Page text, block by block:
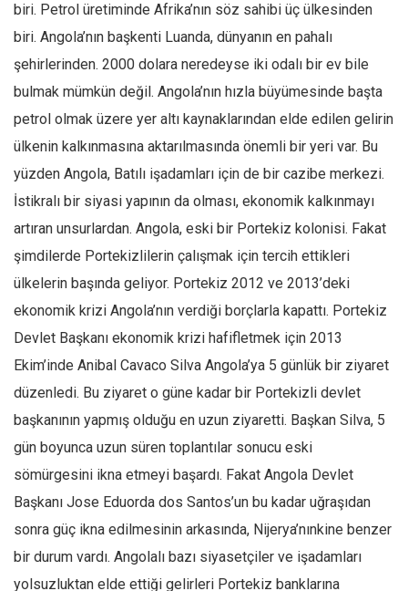
biri. Petrol üretiminde Afrika’nın söz sahibi üç ülkesinden
biri. Angola’nın başkenti Luanda, dünyanın en pahalı
şehirlerinden. 2000 dolara neredeyse iki odalı bir ev bile
bulmak mümkün değil. Angola’nın hızla büyümesinde başta
petrol olmak üzere yer altı kaynaklarından elde edilen gelirin
ülkenin kalkınmasına aktarılmasında önemli bir yeri var. Bu
yüzden Angola, Batılı işadamları için de bir cazibe merkezi.
İstikralı bir siyasi yapının da olması, ekonomik kalkınmayı
artıran unsurlardan. Angola, eski bir Portekiz kolonisi. Fakat
şimdilerde Portekizlilerin çalışmak için tercih ettikleri
ülkelerin başında geliyor. Portekiz 2012 ve 2013’deki
ekonomik krizi Angola’nın verdiği borçlarla kapattı. Portekiz
Devlet Başkanı ekonomik krizi hafifletmek için 2013
Ekim’inde Anibal Cavaco Silva Angola’ya 5 günlük bir ziyaret
düzenledi. Bu ziyaret o güne kadar bir Portekizli devlet
başkanının yapmış olduğu en uzun ziyaretti. Başkan Silva, 5
gün boyunca uzun süren toplantılar sonucu eski
sömürgesini ikna etmeyi başardı. Fakat Angola Devlet
Başkanı Jose Eduorda dos Santos’un bu kadar uğraşıdan
sonra güç ikna edilmesinin arkasında, Nijerya’nınkine benzer
bir durum vardı. Angolalı bazı siyasetçiler ve işadamları
yolsuzluktan elde ettiği gelirleri Portekiz banklarına